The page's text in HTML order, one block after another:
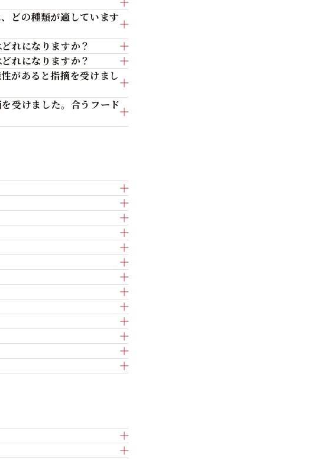
どの種類が適しています
れになりますか？
れになりますか？
があると指摘を受けまし
受けました。合うフード